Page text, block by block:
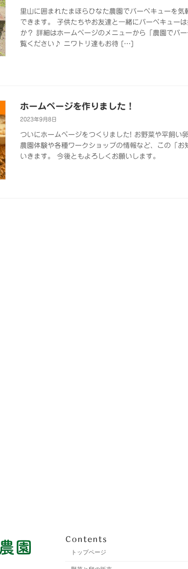
里山に囲まれたまほらひなた農園でバーベキューを気
できます。 子供たちやお友達と一緒にバーベキュー
か？ 詳細はホームページのメニューから「農園でバ
覧ください♪ ニワトリ達もお待 […]
ホームページを作りました！
2023年9月8日
ついにホームページをつくりました! お野菜や平飼い
農園体験や各種ワークショップの情報など、この「お
いきます。 今後ともよろしくお願いします。
Contents
トップページ